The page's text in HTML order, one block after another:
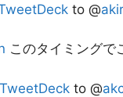
to @
このタイミング
TweetDeck to @